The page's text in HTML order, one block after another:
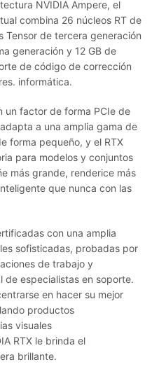
NVIDIA Ampere, el
combina 26 núcleos RT de
Tensor de tercera generación
generación y 12 GB de
de código de corrección
informática.
un factor de forma PCIe de
a una amplia gama de
forma pequeño, y el RTX
para modelos y conjuntos
más grande, renderice más
que nunca con las
con una amplia
sofisticadas, probadas por
de trabajo y
de especialistas en soporte.
en hacer su mejor
productos
visuales
RTX le brinda el
brillante.